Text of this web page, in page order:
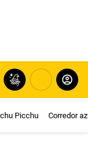
Picchu Corredor